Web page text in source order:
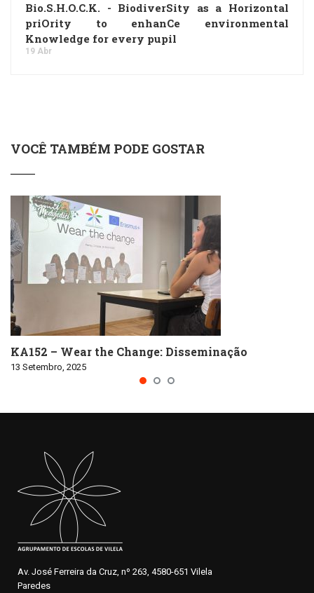
Bio.S.H.O.C.K. - BiodiverSity as a Horizontal
priOrity to enhanCe environmental
Knowledge for every pupil
19 Abr
VOCÊ TAMBÉM PODE GOSTAR
KA152 – Wear the Change: Disseminação
13 Setembro, 2025
Av. José Ferreira da Cruz, nº 263, 4580-651 Vilela
Paredes